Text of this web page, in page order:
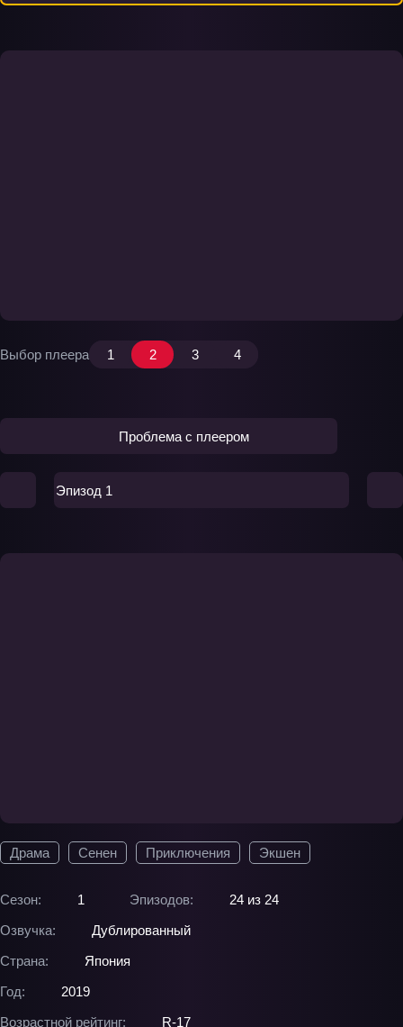
Драма Сенен Приключения Экшен
Сезон: 1 Эпизодов:
24 из 24
Озвучка:
Дублированный
Страна:
Япония
Год:
2019
Возрастной рейтинг:
R-17
Выбор плеера 1 2 3 4
Проблема с плеером
Эпизод 1